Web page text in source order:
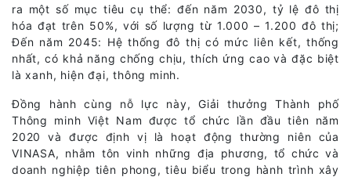
ra một số mục tiêu cụ thể: đến năm 2030, tỷ lệ đô thị
hóa đạt trên 50%, với số lượng từ 1.000 – 1.200 đô thị;
Đến năm 2045: Hệ thống đô thị có mức liên kết, thống
nhất, có khả năng chống chịu, thích ứng cao và đặc biệt
là xanh, hiện đại, thông minh.
Đồng hành cùng nỗ lực này, Giải thưởng Thành phố
Thông minh Việt Nam được tổ chức lần đầu tiên năm
2020 và được định vị là hoạt động thường niên của
VINASA, nhằm tôn vinh những địa phương, tổ chức và
doanh nghiệp tiên phong, tiêu biểu trong hành trình xây